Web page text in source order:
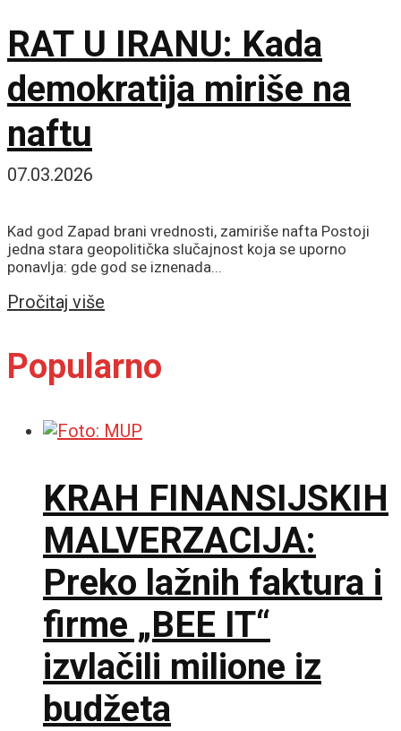
RAT U IRANU: Kada
demokratija miriše na
naftu
07.03.2026
Kad god Zapad brani vrednosti, zamiriše nafta Postoji
jedna stara geopolitička slučajnost koja se uporno
ponavlja: gde god se iznenada...
Pročitaj više
Popularno
KRAH FINANSIJSKIH
MALVERZACIJA:
Preko lažnih faktura i
firme „BEE IT“
izvlačili milione iz
budžeta